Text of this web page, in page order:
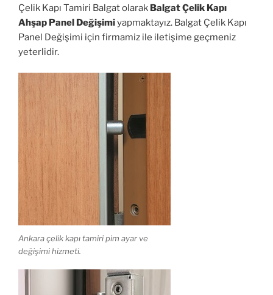
Çelik Kapı Tamiri Balgat olarak Balgat Çelik Kapı
Ahşap Panel Değişimiyapmaktayız. Balgat Çelik Kapı
Panel Değişimi için firmamiz ile iletişime geçmeniz
yeterlidir.
Ankara çelik kapı tamiri pim ayar ve
değişimi hizmeti.